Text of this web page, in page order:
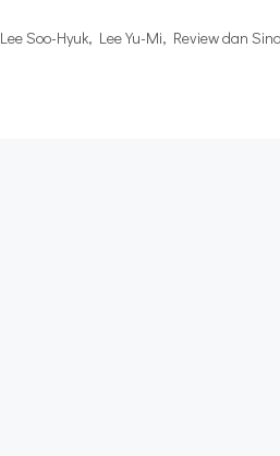
Lee Soo-Hyuk, Lee Yu-Mi, Review dan